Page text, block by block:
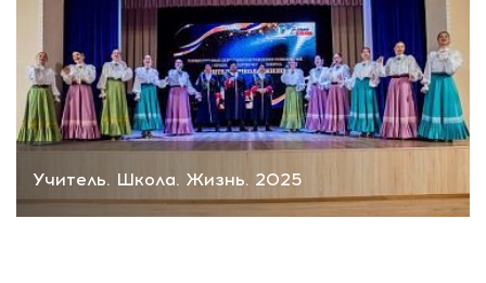
Учитель. Школа. Жизнь. 2025